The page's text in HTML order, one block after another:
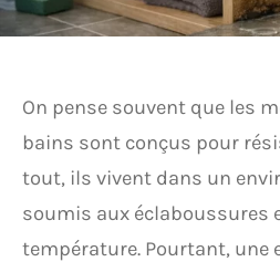
On pense souvent que les
bains sont conçus pour
tout, ils vivent dans un
soumis aux éclaboussures
température. Pourtant, une